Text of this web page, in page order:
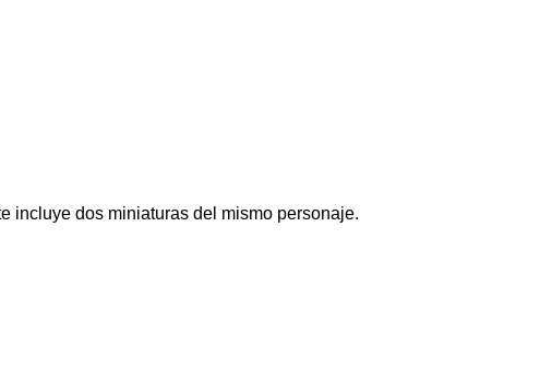
incluye dos miniaturas del mismo personaje.